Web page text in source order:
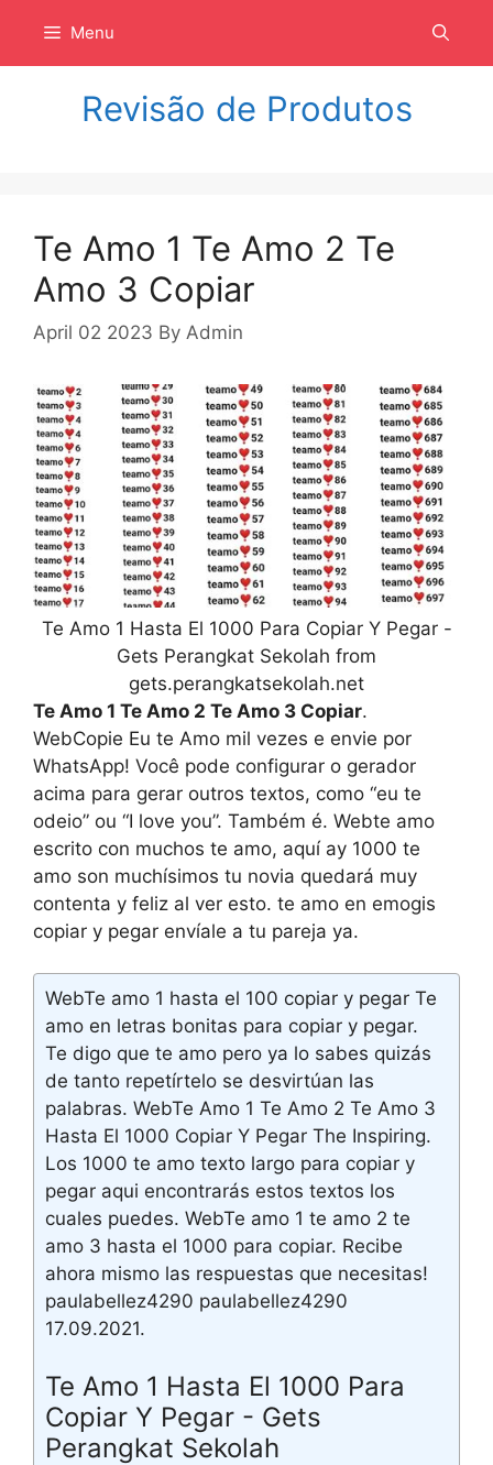
isi
Menu
Revisão de Produtos
Te Amo 1 Te Amo 2 Te
Amo 3 Copiar
April 02 2023 By Admin
Te Amo 1 Hasta El 1000 Para Copiar Y Pegar -
Gets Perangkat Sekolah from
gets.perangkatsekolah.net
Te Amo 1 Te Amo 2 Te Amo 3 Copiar.
WebCopie Eu te Amo mil vezes e envie por
WhatsApp! Você pode configurar o gerador
acima para gerar outros textos, como “eu te
odeio” ou “I love you”. Também é. Webte amo
escrito con muchos te amo, aquí ay 1000 te
amo son muchísimos tu novia quedará muy
contenta y feliz al ver esto. te amo en emogis
copiar y pegar envíale a tu pareja ya.
WebTe amo 1 hasta el 100 copiar y pegar Te
amo en letras bonitas para copiar y pegar.
Te digo que te amo pero ya lo sabes quizás
de tanto repetírtelo se desvirtúan las
palabras. WebTe Amo 1 Te Amo 2 Te Amo 3
Hasta El 1000 Copiar Y Pegar The Inspiring.
Los 1000 te amo texto largo para copiar y
pegar aqui encontrarás estos textos los
cuales puedes. WebTe amo 1 te amo 2 te
amo 3 hasta el 1000 para copiar. Recibe
ahora mismo las respuestas que necesitas!
paulabellez4290 paulabellez4290
17.09.2021.
Te Amo 1 Hasta El 1000 Para
Copiar Y Pegar - Gets
Perangkat Sekolah